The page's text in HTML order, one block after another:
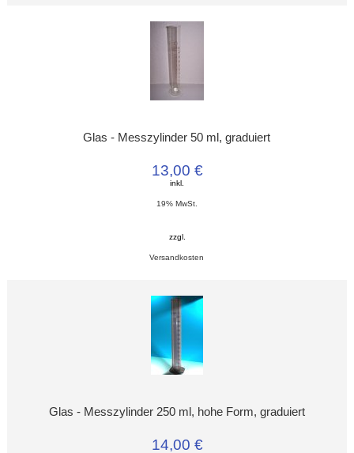
Glas - Messzylinder 50 ml, graduiert
13,00 €
inkl.
19% MwSt.
zzgl.
Versandkosten
Glas - Messzylinder 250 ml, hohe Form, graduiert
14,00 €